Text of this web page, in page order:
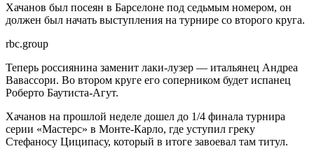
Хачанов был посеян в Барселоне под седьмым номером, он
должен был начать выступления на турнире со второго круга.
rbc.group
Теперь россиянина заменит лаки-лузер — итальянец Андреа
Вавассори. Во втором круге его соперником будет испанец
Роберто Баутиста-Агут.
Хачанов на прошлой неделе дошел до 1/4 финала турнира
серии «Мастерс» в Монте-Карло, где уступил греку
Стефаносу Циципасу, который в итоге завоевал там титул.